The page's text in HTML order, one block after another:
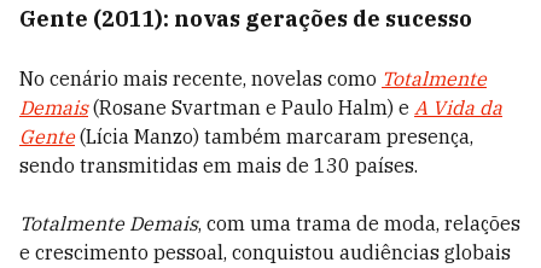
Gente (2011): novas gerações de sucesso
No cenário mais recente, novelas como Totalmente
Demais (Rosane Svartman e Paulo Halm) e A Vida da
Gente (Lícia Manzo) também marcaram presença,
sendo transmitidas em mais de 130 países.
Totalmente Demais, com uma trama de moda, relações
e crescimento pessoal, conquistou audiências globais